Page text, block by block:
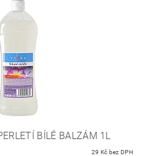
BÍLÉ BALZÁM 1L
29 Kč bez DPH